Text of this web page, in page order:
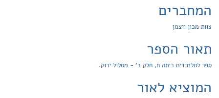
המחברים
צוות מכון ויצמן
תאור הספר
ספר לתלמידים כיתה ח, חלק ב' - מסלול ירוק.
המוציא לאור